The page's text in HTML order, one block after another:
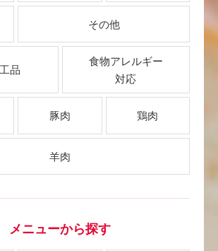
その他
品
食物アレルギー
対応
豚肉 鶏肉
羊肉
メニューから探す